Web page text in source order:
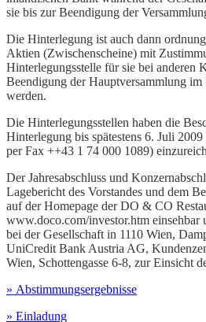
sie bis zur Beendigung der
Die Hinterlegung ist auch dann
Aktien (Zwischenscheine) mit
Hinterlegungsstelle für sie bei anderen
Beendigung der Hauptversammlung im
werden.
Die Hinterlegungsstellen haben die
Hinterlegung bis spätestens 6. Juli
per Fax ++43 1 74 000 1089)
Der Jahresabschluss und
Lagebericht des Vorstandes und dem
auf der Homepage der DO & CO
www.doco.com/investor.htm einsehbar
bei der Gesellschaft in 1110 Wien,
UniCredit Bank Austria AG,
Wien, Schottengasse 6-8, zur Einsicht
» Abstimmungsergebnisse
» Einladung